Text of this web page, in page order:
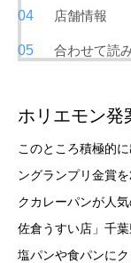
店舗情報
合わせて読
ホリエモン発
このところ積極的
ングランプリ金賞
クカレーパンが人
佐倉うすい店」千
塩パンや食パンに